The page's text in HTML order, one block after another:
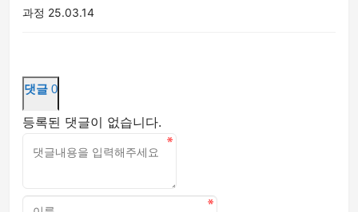
과정 25.03.14
댓글 0
등록된 댓글이 없습니다.